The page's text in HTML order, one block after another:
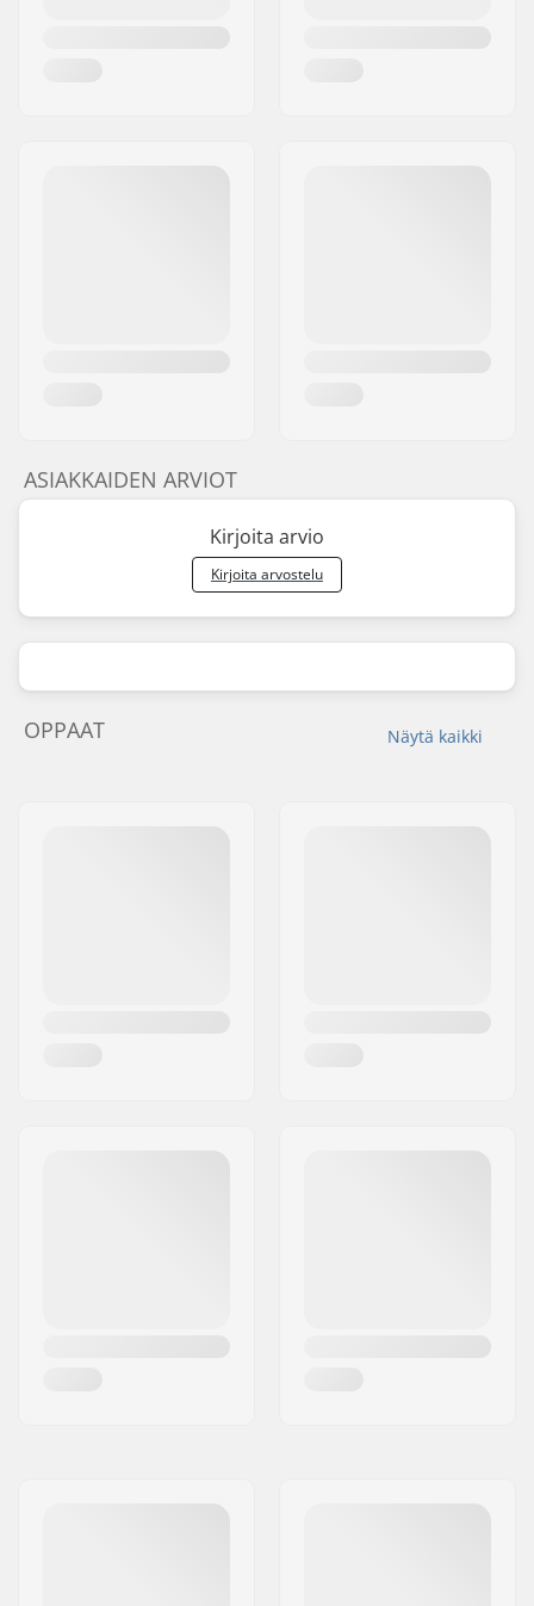
ASIAKKAIDEN ARVIOT
Kirjoita arvio
Kirjoita arvostelu
Näytä kaikki
OPPAAT